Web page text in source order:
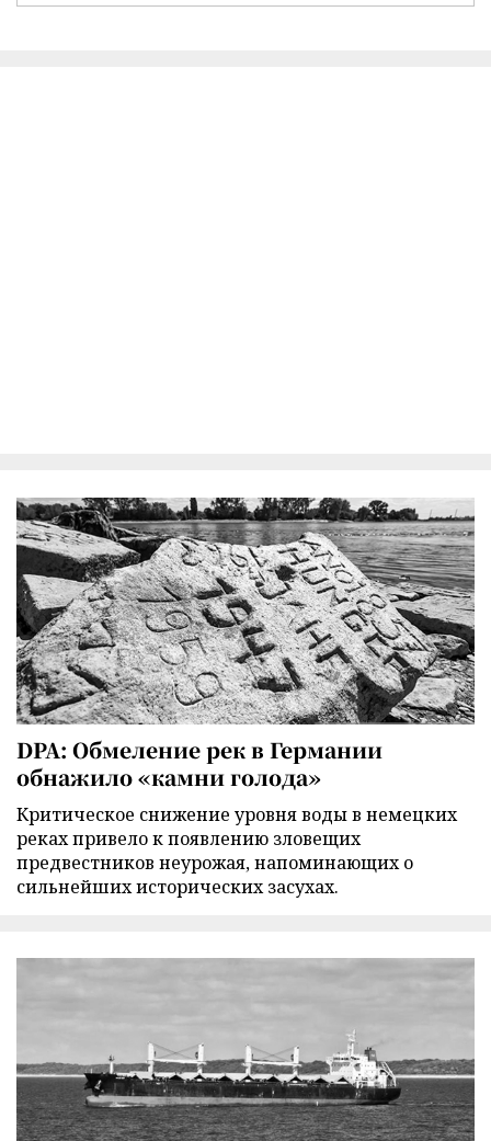
DPA: Обмеление рек в Германии
обнажило «камни голода»
Критическое снижение уровня воды в немецких
реках привело к появлению зловещих
предвестников неурожая, напоминающих о
сильнейших исторических засухах.